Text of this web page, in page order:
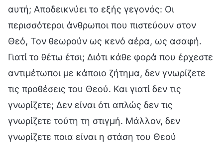
αυτή; Αποδεικνύει το εξής γεγονός: Οι
περισσότεροι άνθρωποι που πιστεύουν στον
Θεό, Τον θεωρούν ως κενό αέρα, ως ασαφή.
Γιατί το θέτω έτσι; Διότι κάθε φορά που έρχεστε
αντιμέτωποι με κάποιο ζήτημα, δεν γνωρίζετε
τις προθέσεις του Θεού. Και γιατί δεν τις
γνωρίζετε; Δεν είναι ότι απλώς δεν τις
γνωρίζετε τούτη τη στιγμή. Μάλλον, δεν
γνωρίζετε ποια είναι η στάση του Θεού